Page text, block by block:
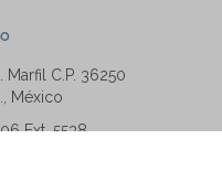
Marfil C.P. 36250
México
Ext. 5538